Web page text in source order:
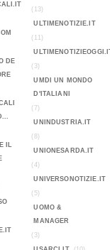
DE
IL
(13)
ULTIMENOTIZIE.IT
(11)
(3)
UMDI UN MONDO
D'ITALIANI
(7)
UNINDUSTRIA.IT
(8)
UNIONESARDA.IT
(4)
UNIVERSONOTIZIE.IT
(5)
UOMO &
MANAGER
(3)